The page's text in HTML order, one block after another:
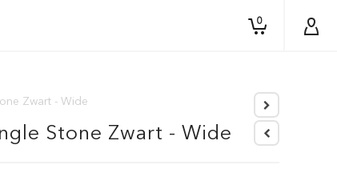
0
Zwart - Wide
Stone Zwart - Wide